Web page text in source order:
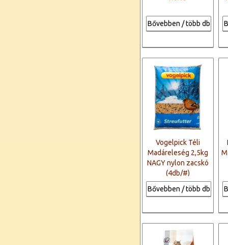
Bővebben / több db
Vogelpick Téli
Madáreleség 2,5kg
NAGY nylon zacskó
(4db/#)
Bővebben / több db